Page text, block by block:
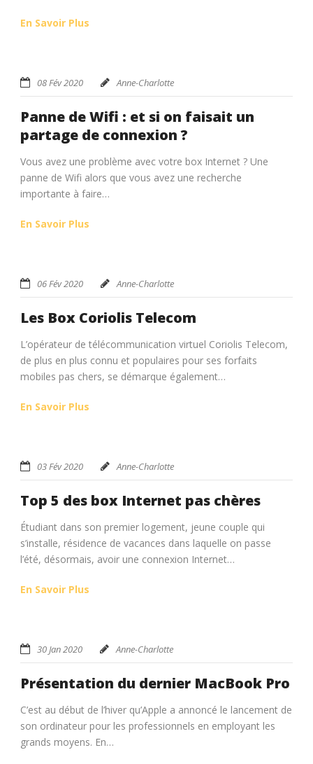
En Savoir Plus
08 Fév 2020 Anne-Charlotte
Panne de Wifi : et si on faisait un
partage de connexion ?
Vous avez une problème avec votre box Internet ? Une
panne de Wifi alors que vous avez une recherche
importante à faire…
En Savoir Plus
06 Fév 2020 Anne-Charlotte
Les Box Coriolis Telecom
L’opérateur de télécommunication virtuel Coriolis Telecom,
de plus en plus connu et populaires pour ses forfaits
mobiles pas chers, se démarque également…
En Savoir Plus
03 Fév 2020 Anne-Charlotte
Top 5 des box Internet pas chères
Étudiant dans son premier logement, jeune couple qui
s’installe, résidence de vacances dans laquelle on passe
l’été, désormais, avoir une connexion Internet…
En Savoir Plus
30 Jan 2020 Anne-Charlotte
Présentation du dernier MacBook Pro
C’est au début de l’hiver qu’Apple a annoncé le lancement de
son ordinateur pour les professionnels en employant les
grands moyens. En…